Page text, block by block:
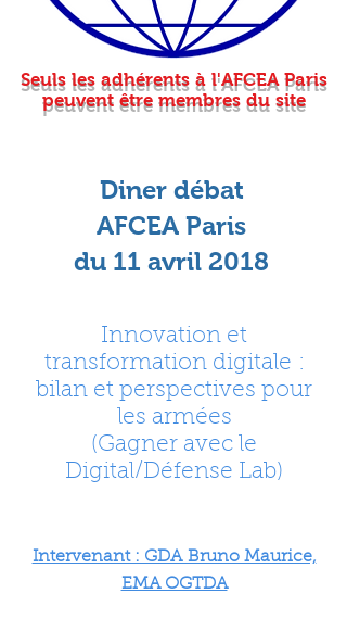
Seuls les adhérents à l'AFCEA Paris
peuvent être membres du site
Diner débat
AFCEA Paris
du 11 avril 2018
Innovation et
transformation digitale :
bilan et perspectives pour
les armées
(Gagner avec le
Digital/Défense Lab)
Intervenant : GDA Bruno Maurice,
EMA OGTDA